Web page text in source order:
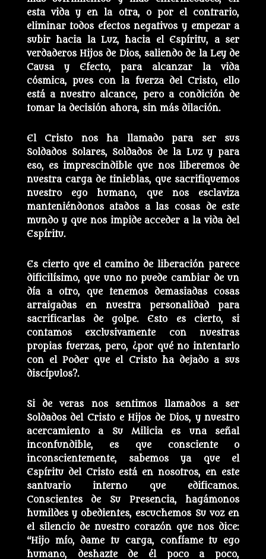
esta vida y en la otra, o por el contrario,
eliminar todos efectos negativos y empezar a
subir hacia la Luz, hacia el Espíritu, a ser
verdaderos Hijos de Dios, saliendo de la Ley de
Causa y Efecto, para alcanzar la vida
cósmica, pues con la fuerza del Cristo, ello
está a nuestro alcance, pero a condición de
tomar la decisión ahora, sin más dilación.
El Cristo nos ha llamado para ser sus
Soldados Solares, Soldados de la Luz y para
eso, es imprescindible que nos liberemos de
nuestra carga de tinieblas, que sacrifiquemos
nuestro ego humano, que nos esclaviza
manteniéndonos atados a las cosas de este
mundo y que nos impide acceder a la vida del
Espíritu.
Es cierto que el camino de liberación parece
dificilísimo, que uno no puede cambiar de un
día a otro, que tenemos demasiadas cosas
arraigadas en nuestra personalidad para
sacrificarlas de golpe. Esto es cierto, si
contamos exclusivamente con nuestras
propias fuerzas, pero, ¿por qué no intentarlo
con el Poder que el Cristo ha dejado a sus
discípulos?.
Si de veras nos sentimos llamados a ser
Soldados del Cristo e Hijos de Dios, y nuestro
acercamiento a Su Milicia es una señal
inconfundible, es que consciente o
inconscientemente, sabemos ya que el
Espíritu del Cristo está en nosotros, en este
santuario interno que edificamos.
Conscientes de Su Presencia, hagámonos
humildes y obedientes, escuchemos Su voz en
el silencio de nuestro corazón que nos dice:
“Hijo mío, dame tu carga, confíame tu ego
humano, deshazte de él poco a poco,